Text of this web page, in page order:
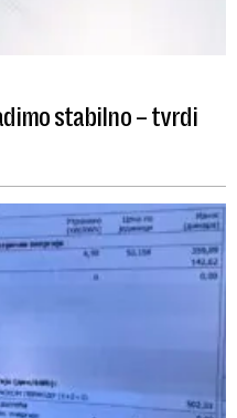
stabilno – tvrdi